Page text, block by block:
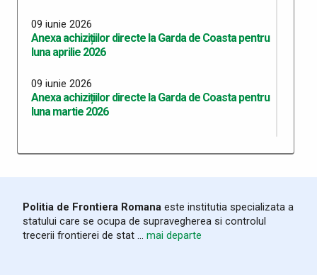
09 iunie 2026
Anexa achizițiilor directe la Garda de Coasta pentru
luna aprilie 2026
09 iunie 2026
Anexa achizițiilor directe la Garda de Coasta pentru
luna martie 2026
Anexa achizițiilor directe la Garda de Coasta pentru
09 iunie 2026
Anexa achizițiilor directe la Garda de Coasta pentru
luna ianuarie 2026
Politia de Frontiera Romana este institutia specializata a
statului care se ocupa de supravegherea si controlul
trecerii frontierei de stat ... mai departe